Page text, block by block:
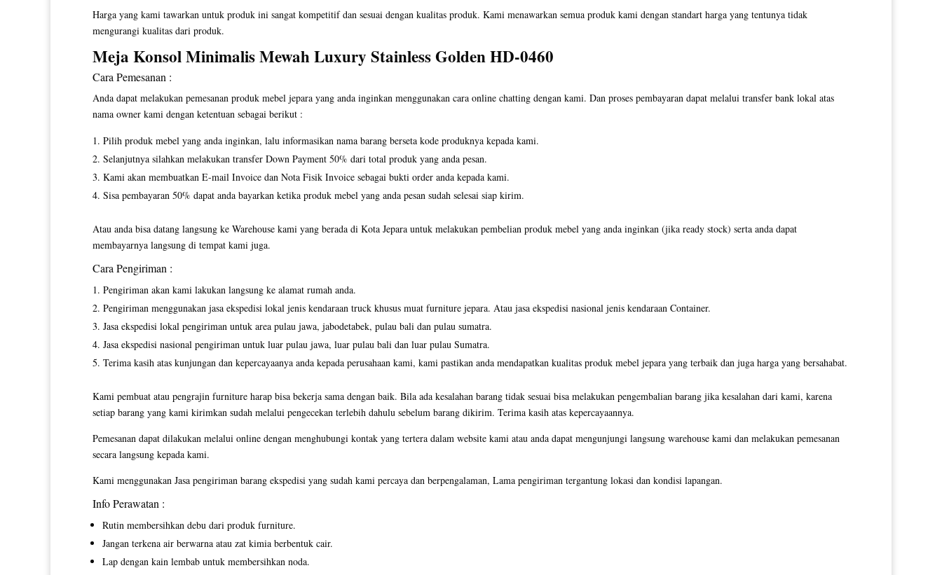
Harga yang kami tawarkan untuk produk ini sangat kompetitif dan sesuai dengan kualitas produk. Kami menawarkan semua produk kami dengan standart harga yang tentunya tidak
mengurangi kualitas dari produk.
Meja Konsol MinimalisMewah Luxury Stainless Golden HD-0460
Cara Pemesanan :
Anda dapat melakukan pemesanan produk mebel jepara yang anda inginkan menggunakan cara online chatting dengan kami. Dan proses pembayaran dapat melalui transfer bank lokal atas
nama owner kami dengan ketentuan sebagai berikut :
Pilih produk mebel yang anda inginkan, lalu informasikan nama barang berseta kode produknya kepada kami.
Selanjutnya silahkan melakukan transfer Down Payment 50% dari total produk yang anda pesan.
Kami akan membuatkan E-mail Invoice dan Nota Fisik Invoice sebagai bukti order anda kepada kami.
Sisa pembayaran 50% dapat anda bayarkan ketika produk mebel yang anda pesan sudah selesai siap kirim.
Atau anda bisa datang langsung ke Warehouse kami yang berada di Kota Jepara untuk melakukan pembelian produk mebel yang anda inginkan (jika ready stock) serta anda dapat
membayarnya langsung di tempat kami juga.
Cara Pengiriman :
Pengiriman akan kami lakukan langsung ke alamat rumah anda.
Pengiriman menggunakan jasa ekspedisi lokal jenis kendaraan truck khusus muat furniture jepara. Atau jasa ekspedisi nasional jenis kendaraan Container.
Jasa ekspedisi lokal pengiriman untuk area pulau jawa, jabodetabek, pulau bali dan pulau sumatra.
Jasa ekspedisi nasional pengiriman untuk luar pulau jawa, luar pulau bali dan luar pulau Sumatra.
Terima kasih atas kunjungan dan kepercayaanya anda kepada perusahaan kami, kami pastikan anda mendapatkan kualitas produk mebel jepara yang terbaik dan juga harga yang bersahabat.
Kami pembuat atau pengrajin furniture harap bisa bekerja sama dengan baik. Bila ada kesalahan barang tidak sesuai bisa melakukan pengembalian barang jika kesalahan dari kami, karena
setiap barang yang kami kirimkan sudah melalui pengecekan terlebih dahulu sebelum barang dikirim. Terima kasih atas kepercayaannya.
Pemesanan dapat dilakukan melalui online dengan menghubungi kontak yang tertera dalam website kami atau anda dapat mengunjungi langsung warehouse kami dan melakukan pemesanan
secara langsung kepada kami.
Kami menggunakan Jasa pengiriman barang ekspedisi yang sudah kami percaya dan berpengalaman, Lama pengiriman tergantung lokasi dan kondisi lapangan.
Info Perawatan :
Rutin membersihkan debu dari produk furniture.
Jangan terkena air berwarna atau zat kimia berbentuk cair.
Lap dengan kain lembab untuk membersihkan noda.